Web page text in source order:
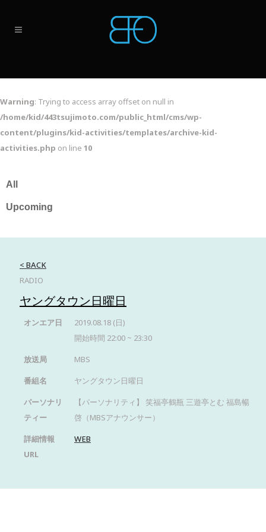
Warning: Trying to access array offset on null in
/home/kid/443tsujimoto.com/public_html/cms/wp-
content/plugins/kid-activities/templates/archive-kid-
activities.php on line 10
< BACK
RADIO
ヤングタウン日曜日
オンエア日
2019.08.18 (日)
開始時間 22:00 ~ 23:30
放送局
MBS
番組名
ヤングタウン日曜日
パーソナリ
ティー
【パーソナリティ】 笑福亭鶴瓶 三遊亭とむ 福島暢
啓（MBSアナウンサー）
詳細情報
URL
WEB